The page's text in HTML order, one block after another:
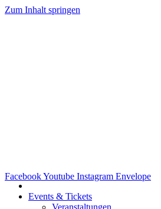
Zum Inhalt springen
Events & Tickets
Veranstaltungen
FacebookYoutube Instagram Envelope